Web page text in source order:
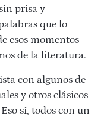
prisa y
que lo
esos momentos
de la literatura.
con algunos de
y otros clásicos
sí, todos con un